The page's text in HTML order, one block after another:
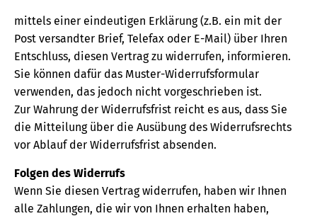
mittels einer eindeutigen Erklärung (z.B. ein mit der
Post versandter Brief, Telefax oder E-Mail) über Ihren
Entschluss, diesen Vertrag zu widerrufen, informieren.
Sie können dafür das Muster-Widerrufsformular
verwenden, das jedoch nicht vorgeschrieben ist.
Zur Wahrung der Widerrufsfrist reicht es aus, dass Sie
die Mitteilung über die Ausübung des Widerrufsrechts
vor Ablauf der Widerrufsfrist absenden.
Folgen des Widerrufs
Wenn Sie diesen Vertrag widerrufen, haben wir Ihnen
alle Zahlungen, die wir von Ihnen erhalten haben,